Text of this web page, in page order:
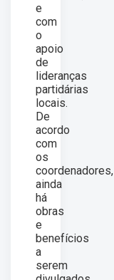
e
com
o
apoio
de
lideranças
partidárias
locais.
De
acordo
com
os
coordenadores,
ainda
há
obras
e
benefícios
a
serem